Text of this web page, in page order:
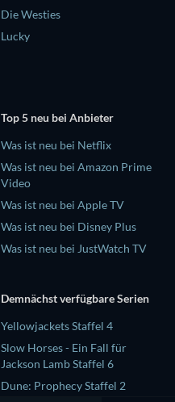
Die Westies
Lucky
Top 5 neu bei Anbieter
Was ist neu bei Netflix
Was ist neu bei Amazon Prime
Video
Was ist neu bei Apple TV
Was ist neu bei Disney Plus
Was ist neu bei JustWatch TV
Demnächst verfügbare Serien
Yellowjackets Staffel 4
Slow Horses - Ein Fall für
Jackson Lamb Staffel 6
Dune: Prophecy Staffel 2